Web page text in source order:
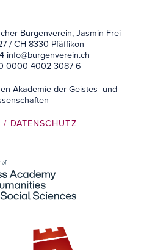
Burgenverein, Jasmin Frei
/ CH-8330 Pfäffikon
info@burgenverein.ch
0000 4002 3087 6
Akademie der Geistes- und
/ DATENSCHUTZ